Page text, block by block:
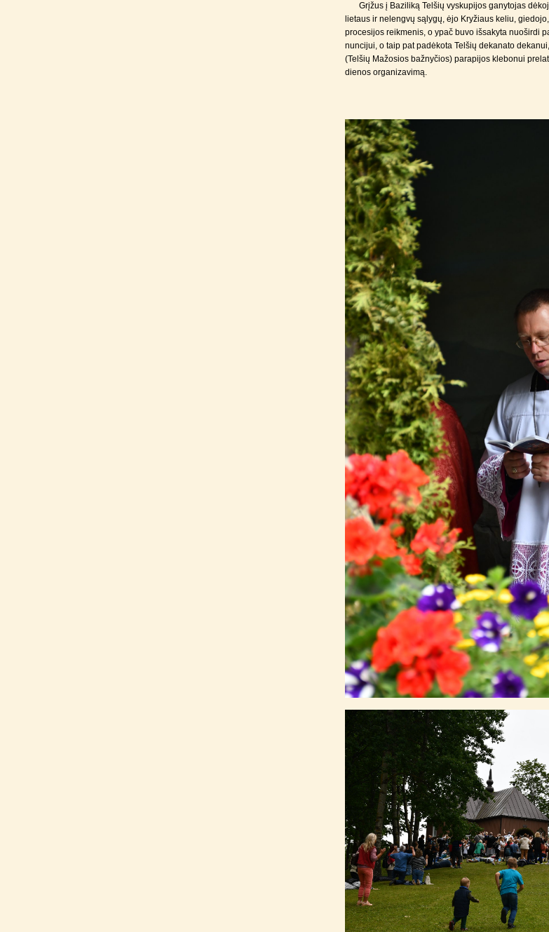
Grįžus į Baziliką Telšių vyskupijos ganytojas
lietaus ir nelengvų sąlygų, ėjo Kryžiaus keliu,
procesijos reikmenis, o ypač buvo išsakyta nuoširdi
nuncijui, o taip pat padėkota Telšių dekanato
(Telšių Mažosios bažnyčios) parapijos klebonui
dienos organizavimą.